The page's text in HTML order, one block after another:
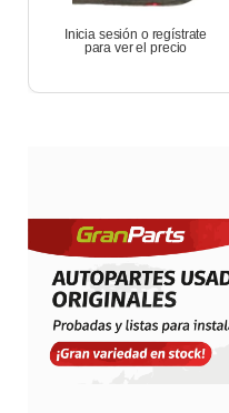
Inicia sesión o regístrate
para ver el precio